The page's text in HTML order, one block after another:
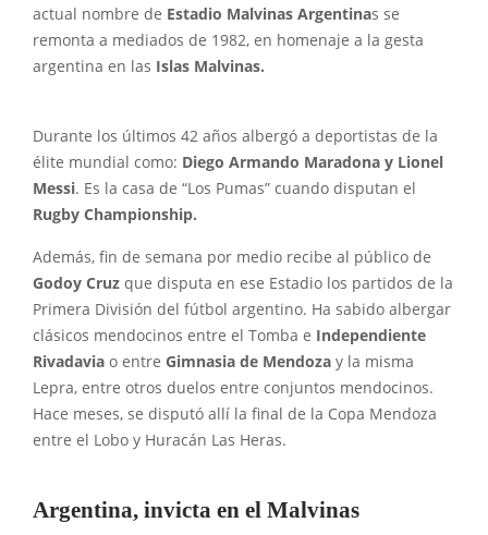
actual nombre de Estadio Malvinas Argentinas se
remonta a mediados de 1982, en homenaje a la gesta
argentina en las Islas Malvinas.
Durante los últimos 42 años albergó a deportistas de la
élite mundial como: Diego Armando Maradona y Lionel
Messi. Es la casa de “Los Pumas” cuando disputan el
Rugby Championship.
Además, fin de semana por medio recibe al público de
Godoy Cruz que disputa en ese Estadio los partidos de la
Primera División del fútbol argentino. Ha sabido albergar
clásicos mendocinos entre el Tomba e Independiente
Rivadavia o entre Gimnasia de Mendoza y la misma
Lepra, entre otros duelos entre conjuntos mendocinos.
Hace meses, se disputó allí la final de la Copa Mendoza
entre el Lobo y Huracán Las Heras.
Argentina, invicta en el Malvinas